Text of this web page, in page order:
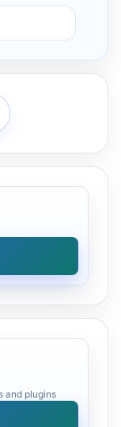
and plugins